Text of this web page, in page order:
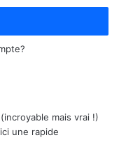
mais vrai !)
une rapide